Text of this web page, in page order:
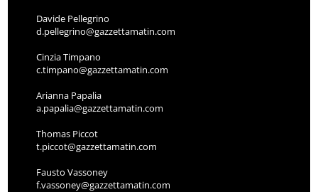
Davide Pellegrino
d.pellegrino@gazzettamatin.com
Cinzia Timpano
c.timpano@gazzettamatin.com
Arianna Papalia
a.papalia@gazzettamatin.com
Thomas Piccot
t.piccot@gazzettamatin.com
Fausto Vassoney
f.vassoney@gazzettamatin.com